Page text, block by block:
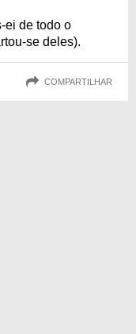
ei de todo o
se deles).
COMPARTILHAR